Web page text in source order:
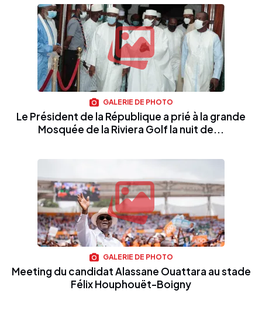
GALERIE DE PHOTO
Le Président de la République a prié à la grande
Mosquée de la Riviera Golf la nuit de...
GALERIE DE PHOTO
Meeting du candidat Alassane Ouattara au stade
Félix Houphouët-Boigny